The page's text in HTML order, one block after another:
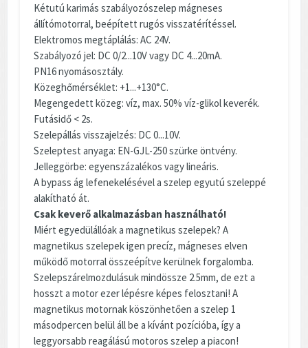
Kétutú karimás szabályozószelep mágneses
állítómotorral, beépített rugós visszatérítéssel.
Elektromos megtáplálás: AC 24V.
Szabályozó jel: DC 0/2...10V vagy DC 4...20mA.
PN16 nyomásosztály.
Közeghőmérséklet: +1...+130°C.
Megengedett közeg: víz, max. 50% víz-glikol keverék.
Futásidő < 2s.
Szelepállás visszajelzés: DC 0...10V.
Szeleptest anyaga: EN-GJL-250 szürke öntvény.
Jelleggörbe: egyenszázalékos vagy lineáris.
A bypass ág lefenekelésével a szelep egyutú szeleppé
alakítható át.
Csak keverő alkalmazásban használható!
Miért egyedülállóak a magnetikus szelepek? A
magnetikus szelepek igen precíz, mágneses elven
működő motorral összeépítve kerülnek forgalomba.
Szelepszárelmozdulásuk mindössze 2.5mm, de ezt a
hosszt a motor ezer lépésre képes felosztani! A
magnetikus motornak köszönhetően a szelep 1
másodpercen belül áll be a kívánt pozícióba, így a
leggyorsabb reagálású motoros szelep a piacon!